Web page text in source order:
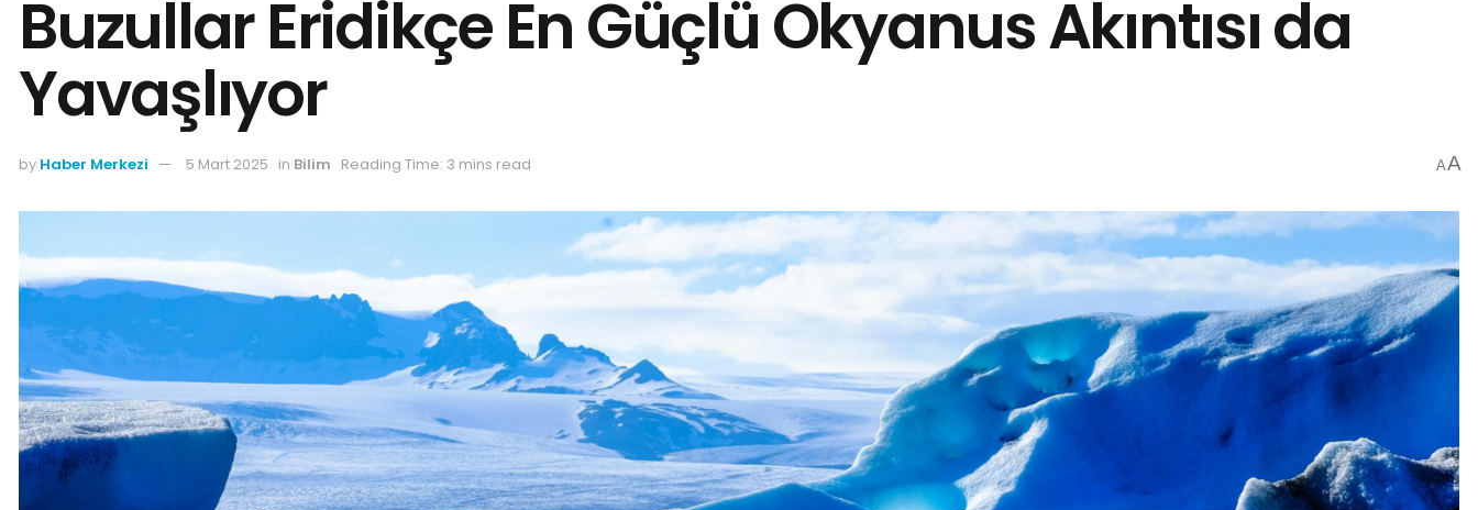
Buzullar Eridikçe En Güçlü Okyanus Akıntısı da
Yavaşlıyor
by Haber Merkezi 5 Mart 2025 in Bilim Reading Time: 3 mins read AA